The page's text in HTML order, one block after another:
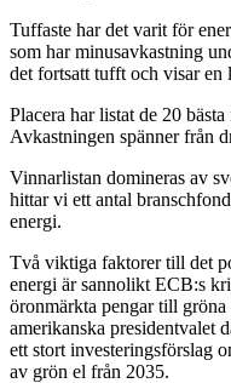
Tuffaste har det varit för
som har minusavkastning
det fortsatt tufft och visar en
Placera har listat de 20
Avkastningen spänner från
Vinnarlistan domineras av
hittar vi ett antal
energi.
Två viktiga faktorer till det
energi är sannolikt ECB:s
öronmärkta pengar till
amerikanska presidentvalet
ett stort investeringsförslag
av grön el från 2035.